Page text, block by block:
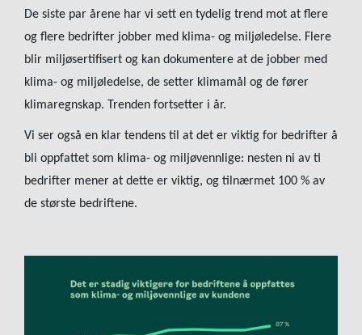
De siste par årene har vi sett en tydelig trend mot at flere
og flere bedrifter jobber med klima- og miljøledelse. Flere
blir miljøsertifisert og kan dokumentere at de jobber med
klima- og miljøledelse, de setter klimamål og de fører
klimaregnskap. Trenden fortsetter i år.
Vi ser også en klar tendens til at det er viktig for bedrifter å
bli oppfattet som klima- og miljøvennlige: nesten ni av ti
bedrifter mener at dette er viktig, og tilnærmet 100 % av
de største bedriftene.